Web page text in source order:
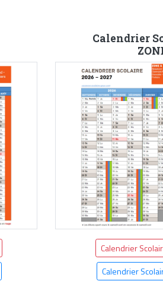
Calendrier
Calendrier
Calendrier